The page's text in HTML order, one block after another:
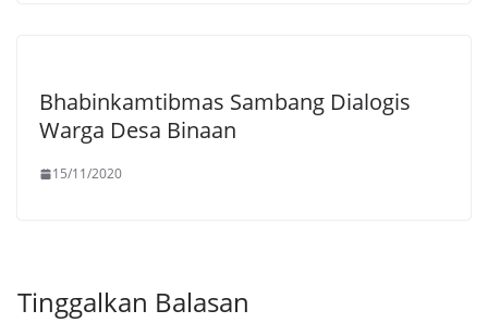
Bhabinkamtibmas Sambang Dialogis
Warga Desa Binaan
15/11/2020
Tinggalkan Balasan